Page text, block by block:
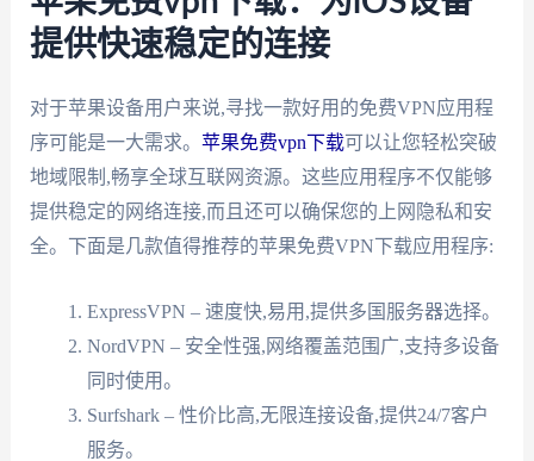
提供快速稳定的连接
对于苹果设备用户来说,寻找一款好用的免费VPN应用程
序可能是一大需求。 苹果免费vpn下载可以让您轻松突破
地域限制,畅享全球互联网资源。这些应用程序不仅能够
提供稳定的网络连接,而且还可以确保您的上网隐私和安
全。下面是几款值得推荐的苹果免费VPN下载应用程序:
ExpressVPN – 速度快,易用,提供多国服务器选择。
NordVPN – 安全性强,网络覆盖范围广,支持多设备
同时使用。
Surfshark – 性价比高,无限连接设备,提供24/7客户
服务。